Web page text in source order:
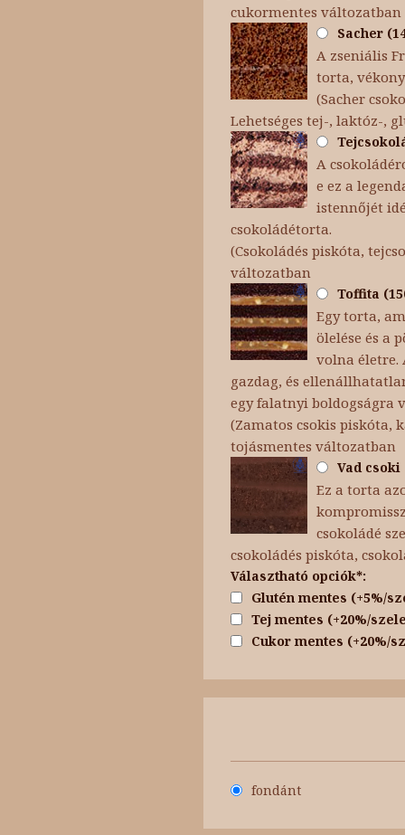
cukormentes változatban
Sacher
A zseniális
torta,
(Sacher
Lehetséges tej-, laktóz-,
A
e ez a
istennőjét
csokoládétorta.
(Csokoládés piskóta,
változatban
Toffita
Egy torta,
ölelése és a
volna életre.
gazdag, és
egy falatnyi boldogságra
(Zamatos csokis piskóta,
tojásmentes változatban
Vad csoki
Ez a torta
csokoládé
csokoládés piskóta,
Választható opciók*:
Glutén mentes (+5%/
Tej mentes (+20%/
Cukor mentes (+20%/
fondánt